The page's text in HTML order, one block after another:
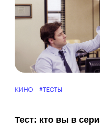
КИНО #ТЕСТЫ
Тест: кто вы в